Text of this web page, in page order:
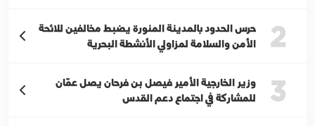
2
حرس الحدود بالمدينة المنورة يضبط مخالفين للائحة
الأمن والسلامة لمزاولي الأنشطة البحرية
3
وزير الخارجية الأمير فيصل بن فرحان يصل عمّان
للمشاركة في اجتماع دعم القدس